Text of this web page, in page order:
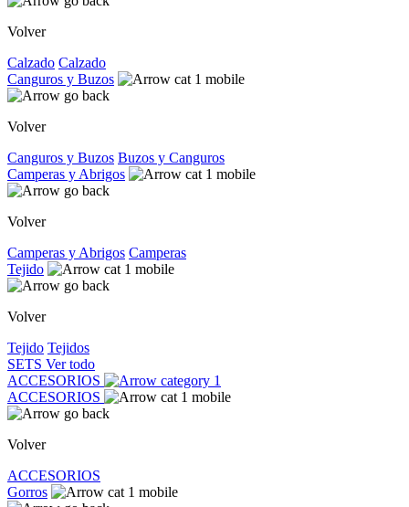
Volver
Calzado Calzado
Canguros y Buzos
Volver
Canguros y Buzos Buzos y Canguros
Camperas y Abrigos
Volver
Camperas y Abrigos Camperas
Tejido
Volver
Tejido Tejidos
SETS Ver todo
ACCESORIOS
ACCESORIOS
Volver
ACCESORIOS
Gorros